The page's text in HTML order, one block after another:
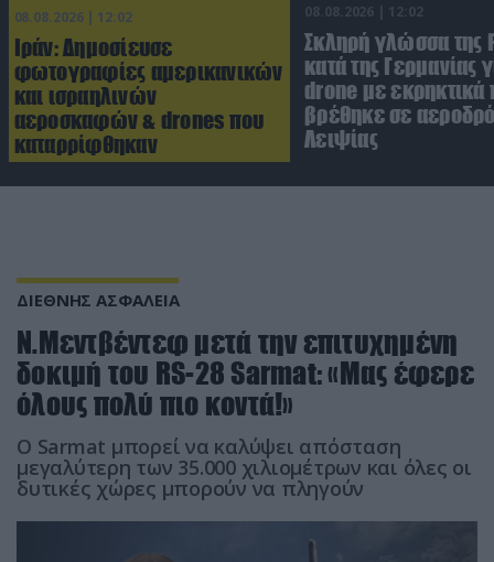
08.08.2026 | 12:02
Ιράν: Δημοσίευσε
φωτογραφίες αμερικανικών
και ισραηλινών
αεροσκαφών & drones που
καταρρίφθηκαν
08.08.2026 | 12:02
Σκληρή γλώσσα της
κατά της Γερμανίας
drone με εκρηκτικά
βρέθηκε σε
Λειψίας
ΔΙΕΘΝΗΣ ΑΣΦΑΛΕΙΑ
Ν.Μεντβέντεφ μετά την επιτυχημένη
δοκιμή του RS-28 Sarmat: «Μας έφερε
όλους πολύ πιο κοντά!»
O Sarmat μπορεί να καλύψει απόσταση
μεγαλύτερη των 35.000 χιλιομέτρων και όλες οι
δυτικές χώρες μπορούν να πληγούν